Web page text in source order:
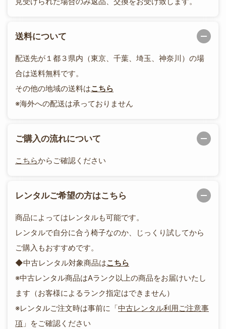
送料について
配送先が１都３県内（東京、千葉、埼玉、神奈川）の場
合は送料無料です。
その他の地域の送料はこちら
※海外への配送は承っておりません
ご購入の流れについて
こちらからご確認ください
レンタルご希望の方はこちら
商品によってはレンタルも可能です。
レンタルで自分に合う椅子なのか、じっくり試してから
ご購入もおすすめです。
◆中古レンタル対象商品はこちら
※中古レンタル商品はAランク以上の商品をお届けいたし
ます（お客様によるランク指定はできません）
※レンタルご注文時は事前に「中古レンタル利用ご注意事
項 」をご確認ください